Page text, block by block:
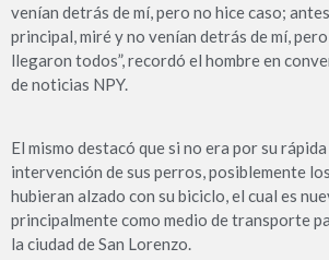
venían detrás de mí, pero no hice caso;
principal, miré y no venían detrás de mí,
llegaron todos”, recordó el hombre en
de noticias NPY.
El mismo destacó que si no era por su
intervención de sus perros, posiblemente
hubieran alzado con su biciclo, el cual es
principalmente como medio de transporte
la ciudad de San Lorenzo.